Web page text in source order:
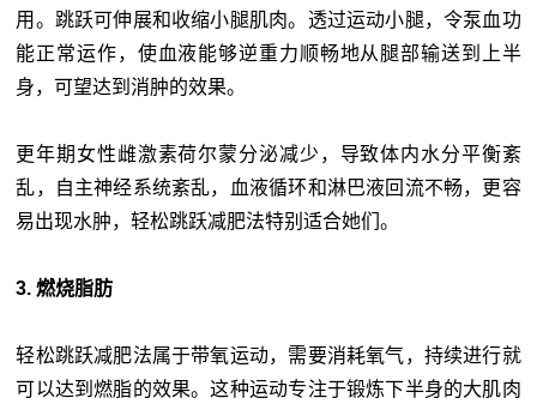
用。跳跃可伸展和收缩小腿肌肉。透过运动小腿，令泵血功
能正常运作，使血液能够逆重力顺畅地从腿部输送到上半
身，可望达到消肿的效果。
更年期女性雌激素荷尔蒙分泌减少，导致体内水分平衡紊
乱，自主神经系统紊乱，血液循环和淋巴液回流不畅，更容
易出现水肿，轻松跳跃减肥法特别适合她们。
3. 燃烧脂肪
轻松跳跃减肥法属于带氧运动，需要消耗氧气，持续进行就
可以达到燃脂的效果。这种运动专注于锻炼下半身的大肌肉